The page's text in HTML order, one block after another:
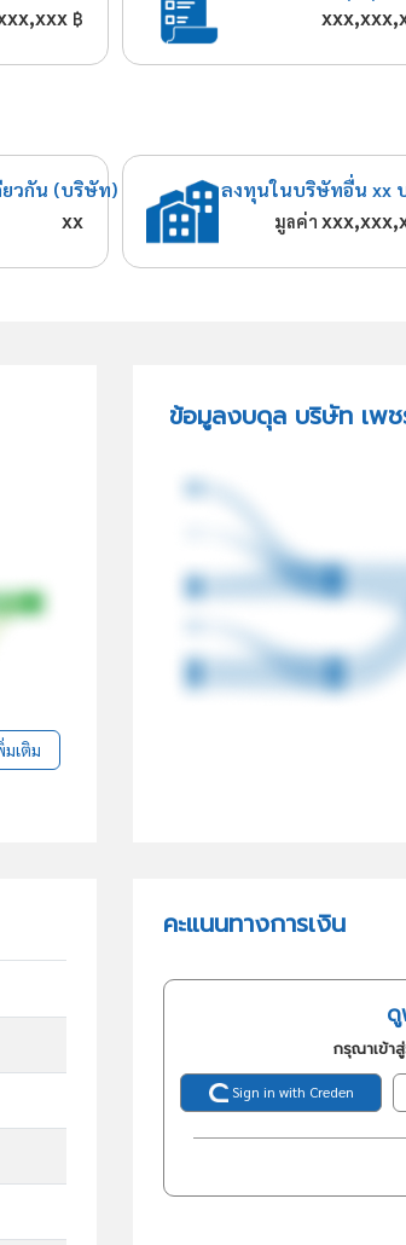
฿
วกัน (บริษัท)
xx
ลงทุนในบริษัทอื่น xx
มูลค่า
เติม
ข้อมูลงบดุล บริษัท เพ
คะแนนทางการเงิน
ดู
กรุณาเข้า
Sign in with Creden